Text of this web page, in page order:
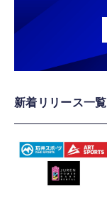
新着リリース一覧